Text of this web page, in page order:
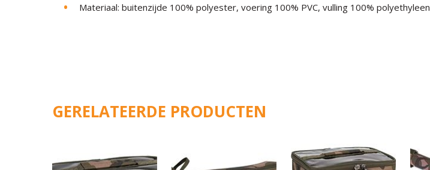
Materiaal: buitenzijde 100% polyester, voering 100% PVC, vulling 100% polyethyleen
GERELATEERDE PRODUCTEN